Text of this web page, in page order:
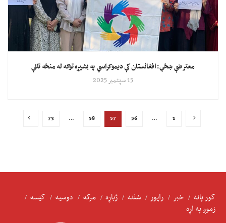
معترضې ښځې: افغانستان کې دیموکراسي په بشپړه توګه له منځه تللې
15 سپتمبر 2025
1
…
56
57
58
…
73
کور پانه خبر راپور شننه ژباړه مرکه دوسیه
کیسه
زموږ په اړه